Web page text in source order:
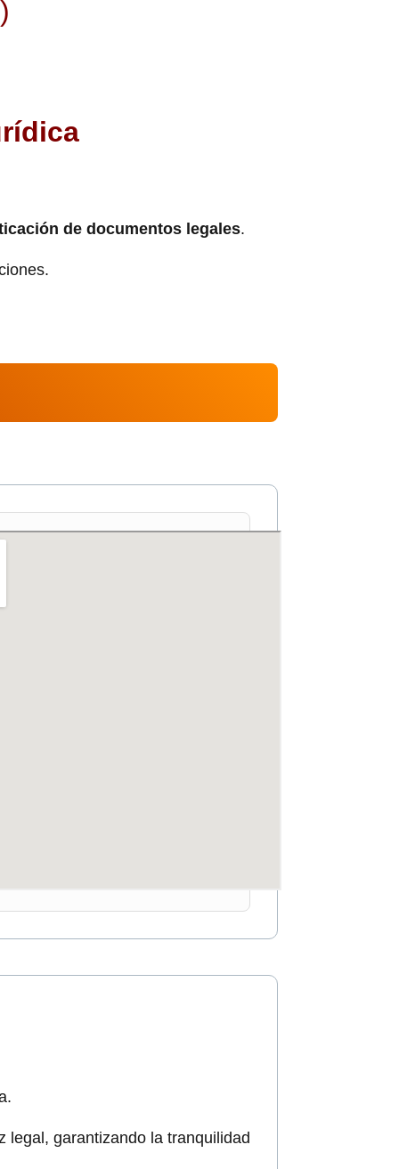
de documentos legales.
legal, garantizando la tranquilidad